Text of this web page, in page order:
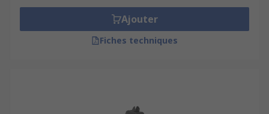
Ajouter
Fiches techniques